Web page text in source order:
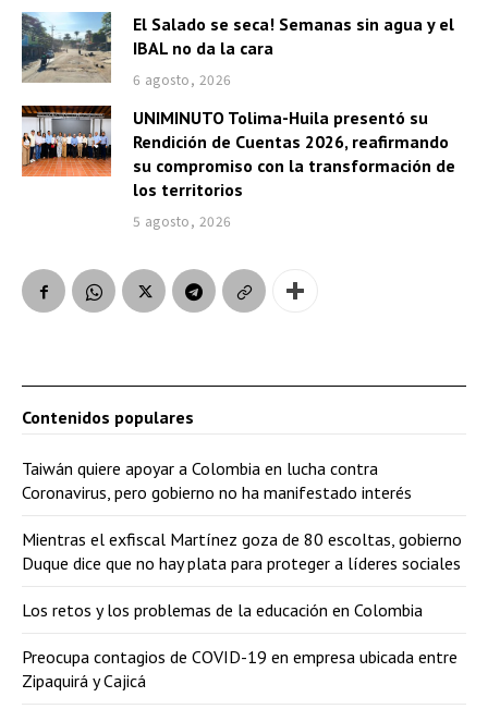
El Salado se seca! Semanas sin agua y el
IBAL no da la cara
6 agosto, 2026
UNIMINUTO Tolima-Huila presentó su
Rendición de Cuentas 2026, reafirmando
su compromiso con la transformación de
los territorios
5 agosto, 2026
Contenidos populares
Taiwán quiere apoyar a Colombia en lucha contra
Coronavirus, pero gobierno no ha manifestado interés
Mientras el exfiscal Martínez goza de 80 escoltas, gobierno
Duque dice que no hay plata para proteger a líderes sociales
Los retos y los problemas de la educación en Colombia
Preocupa contagios de COVID-19 en empresa ubicada entre
Zipaquirá y Cajicá